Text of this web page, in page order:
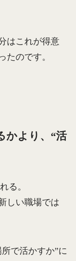
はこれが得意
たのです。
かより、“活
る。
しい職場では
で活かすか”に